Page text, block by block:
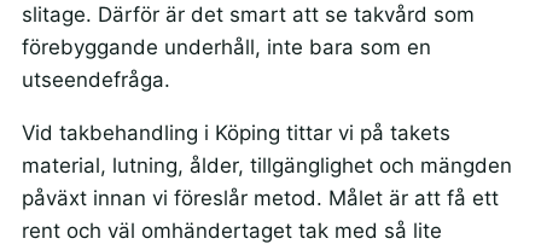
slitage. Därför är det smart att se takvård som
förebyggande underhåll, inte bara som en
utseendefråga.
Vid takbehandling i Köping tittar vi på takets
material, lutning, ålder, tillgänglighet och mängden
påväxt innan vi föreslår metod. Målet är att få ett
rent och väl omhändertaget tak med så lite